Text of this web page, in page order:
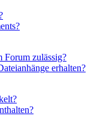
Forum zulässig?
erhalten?